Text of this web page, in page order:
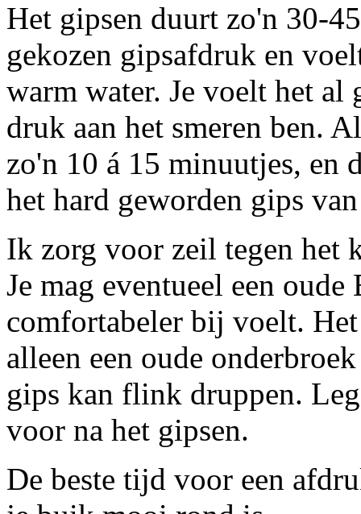
Het gipsen duurt zo'n 30-
gekozen gipsafdruk en
warm water. Je voelt het
druk aan het smeren ben.
zo'n 10 á 15 minuutjes, en
het hard geworden gips
Ik zorg voor zeil tegen het
Je mag eventueel een
comfortabeler bij voelt.
alleen een oude
gips kan flink druppen.
voor na het gipsen.
De beste tijd voor een